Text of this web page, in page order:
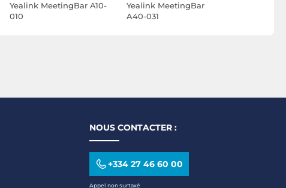
Yealink MeetingBar A10-
010
Yealink MeetingBar
A40-031
NOUS CONTACTER :
+334 27 46 60 00
Appel non surtaxé